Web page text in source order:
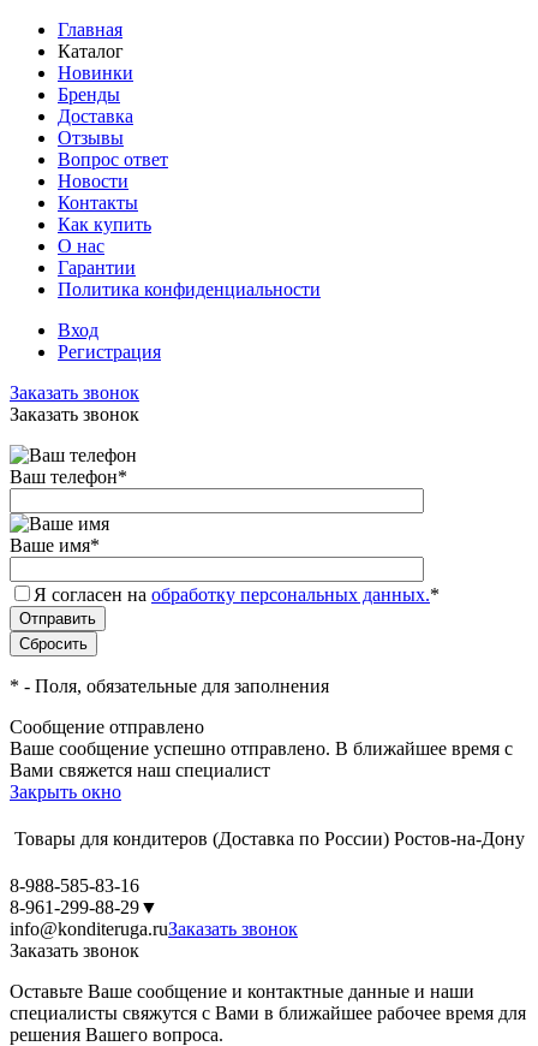
Главная
Каталог
Новинки
Бренды
Доставка
Отзывы
Вопрос ответ
Новости
Контакты
Как купить
О нас
Гарантии
Политика конфиденциальности
Вход
Регистрация
Заказать звонок
Заказать звонок
Ваш телефон*
Ваше имя*
Я согласен на обработку персональных данных.*
* - Поля, обязательные для заполнения
Сообщение отправлено
Ваше сообщение успешно отправлено. В ближайшее время с
Вами свяжется наш специалист
Закрыть окно
Товары для кондитеров (Доставка по России) Ростов-на-Дону
8-988-585-83-16
8-961-299-88-29▼
info@konditeruga.ruЗаказать звонок
Заказать звонок
Оставьте Ваше сообщение и контактные данные и наши
специалисты свяжутся с Вами в ближайшее рабочее время для
решения Вашего вопроса.